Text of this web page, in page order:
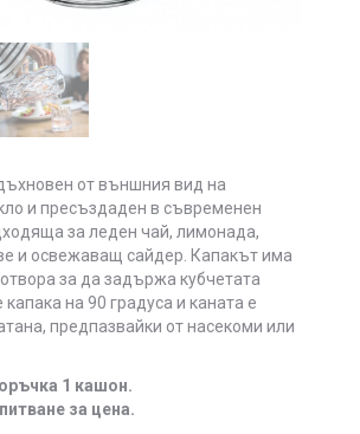
от външния вид на
и пресъздаден в съвременен
за леден чай, лимонада,
и освежаващ сайдер. Капакът има
за да задържа кубчетата
капака на 90 градуса и каната е
предпазвайки от насекоми или
1 кашон.
за цена.